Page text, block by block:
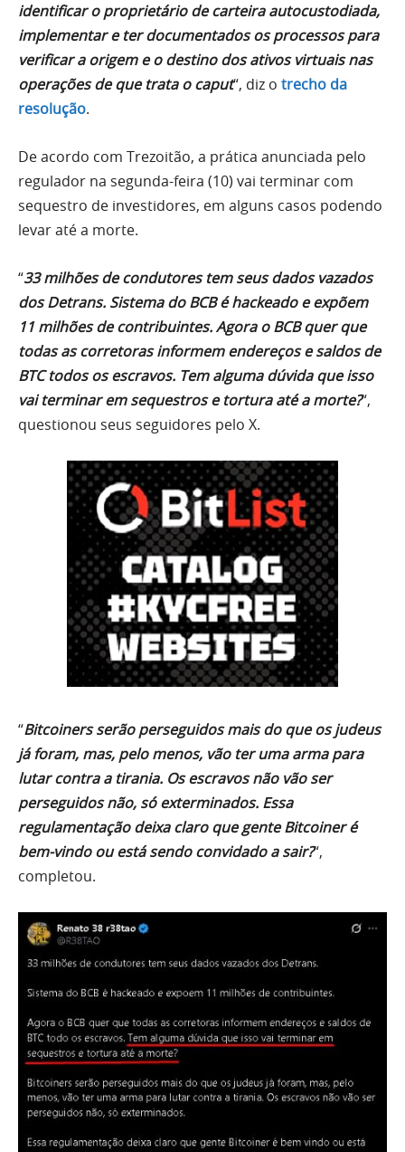
identificar o proprietário de carteira autocustodiada,
implementar e ter documentados os processos para
verificar a origem e o destino dos ativos virtuais nas
operações de que trata o caput“, diz o trecho da
resolução.
De acordo com Trezoitão, a prática anunciada pelo
regulador na segunda-feira (10) vai terminar com
sequestro de investidores, em alguns casos podendo
levar até a morte.
“33 milhões de condutores tem seus dados vazados
dos Detrans. Sistema do BCB é hackeado e expõem
11 milhões de contribuintes. Agora o BCB quer que
todas as corretoras informem endereços e saldos de
BTC todos os escravos. Tem alguma dúvida que isso
vai terminar em sequestros e tortura até a morte?“,
questionou seus seguidores pelo X.
“Bitcoiners serão perseguidos mais do que os judeus
já foram, mas, pelo menos, vão ter uma arma para
lutar contra a tirania. Os escravos não vão ser
perseguidos não, só exterminados. Essa
regulamentação deixa claro que gente Bitcoiner é
bem-vindo ou está sendo convidado a sair?“,
completou.